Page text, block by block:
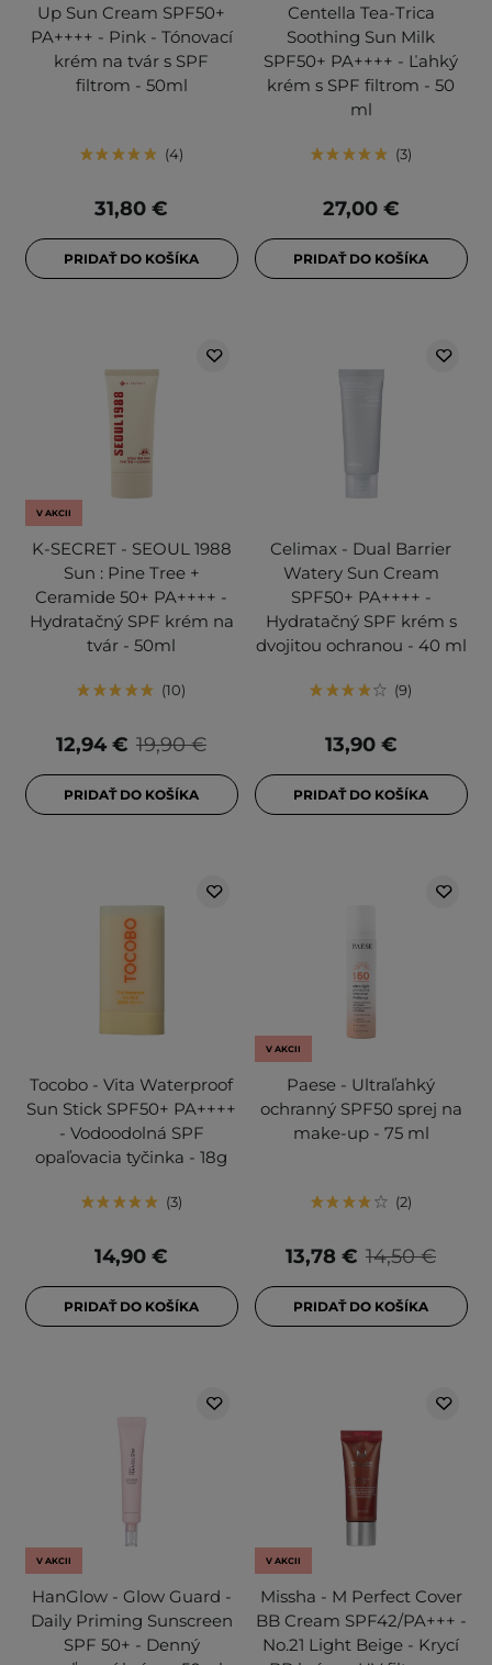
Up Sun Cream SPF50+
PA++++ - Pink - Tónovací
krém na tvár s SPF
filtrom - 50ml
4
31,80 €
PRIDAŤ DO KOŠÍKA
Centella Tea-Trica
Soothing Sun Milk
SPF50+ PA++++ - Ľahký
krém s SPF filtrom - 50
ml
3
27,00 €
PRIDAŤ DO KOŠÍKA
V AKCII
K-SECRET - SEOUL 1988
Sun : Pine Tree +
Ceramide 50+ PA++++ -
Hydratačný SPF krém na
tvár - 50ml
10
19,90 €
12,94 €
PRIDAŤ DO KOŠÍKA
Celimax - Dual Barrier
Watery Sun Cream
SPF50+ PA++++ -
Hydratačný SPF krém s
dvojitou ochranou - 40 ml
9
13,90 €
PRIDAŤ DO KOŠÍKA
Tocobo - Vita Waterproof
Sun Stick SPF50+ PA++++
- Vodoodolná SPF
opaľovacia tyčinka - 18g
3
14,90 €
PRIDAŤ DO KOŠÍKA
V AKCII
Paese - Ultraľahký
ochranný SPF50 sprej na
make-up - 75 ml
2
14,50 €
13,78 €
PRIDAŤ DO KOŠÍKA
V AKCII
HanGlow - Glow Guard -
Daily Priming Sunscreen
SPF 50+ - Denný
V AKCII
Missha - M Perfect Cover
BB Cream SPF42/PA+++ -
No.21 Light Beige - Krycí